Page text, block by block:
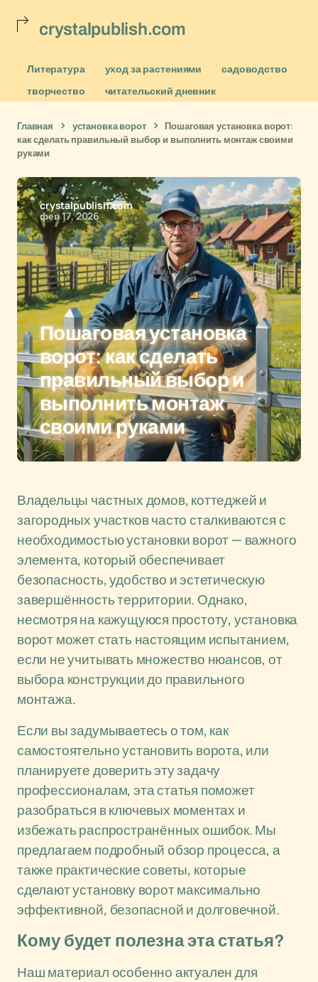
crystalpublish.com
Литература уход за растениями
садоводство
творчество
читательский дневник
Главная установка ворот
Пошаговая установка ворот:
как сделать правильный выбор и выполнить монтаж своими
руками
crystalpublish.com
фев 17, 2026
Пошаговая установка
ворот: как сделать
правильный выбор и
выполнить монтаж
своими руками
Владельцы частных домов, коттеджей и
загородных участков часто сталкиваются с
необходимостью установки ворот — важного
элемента, который обеспечивает
безопасность, удобство и эстетическую
завершённость территории. Однако,
несмотря на кажущуюся простоту, установка
ворот может стать настоящим испытанием,
если не учитывать множество нюансов, от
выбора конструкции до правильного
монтажа.
Если вы задумываетесь о том, как
самостоятельно установить ворота, или
планируете доверить эту задачу
профессионалам, эта статья поможет
разобраться в ключевых моментах и
избежать распространённых ошибок. Мы
предлагаем подробный обзор процесса, а
также практические советы, которые
сделают установку ворот максимально
эффективной, безопасной и долговечной.
Кому будет полезна эта статья?
Наш материал особенно актуален для